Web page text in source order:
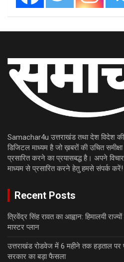
Samachar4u उत्तराखंड तथा देश विदेश की
डिजिटल माध्यम है जो ख़बरों की उचित
प्रसारित करने का प्रयासबद्ध है। अपने
माध्यम से प्रसारित करने हेतु हमसे संपर्क करें!
Recent Posts
त्रिवेंद्र सिंह रावत का आह्वान: हिमालयी
मास्टर प्लान
उत्तराखंड रोडवेज में 6 महीने तक हड़ताल पर
सरकार का बड़ा फैसला